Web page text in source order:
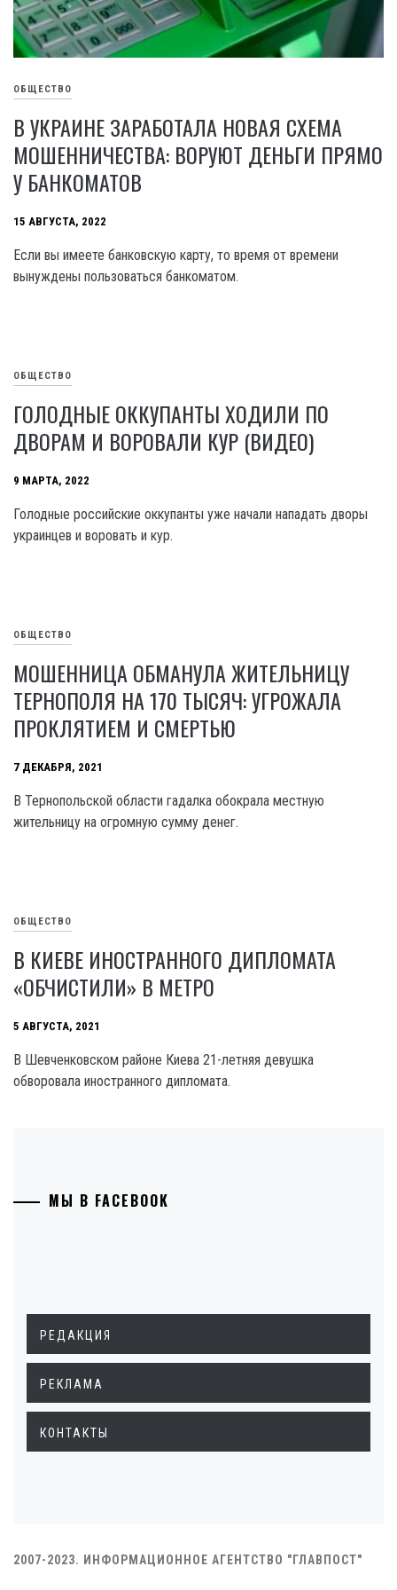
ОБЩЕСТВО
В УКРАИНЕ ЗАРАБОТАЛА НОВАЯ СХЕМА
МОШЕННИЧЕСТВА: ВОРУЮТ ДЕНЬГИ ПРЯМО
У БАНКОМАТОВ
15 АВГУСТА, 2022
Если вы имеете банковскую карту, то время от времени
вынуждены пользоваться банкоматом.
ОБЩЕСТВО
ГОЛОДНЫЕ ОККУПАНТЫ ХОДИЛИ ПО
ДВОРАМ И ВОРОВАЛИ КУР (ВИДЕО)
9 МАРТА, 2022
Голодные российские оккупанты уже начали нападать дворы
украинцев и воровать и кур.
ОБЩЕСТВО
МОШЕННИЦА ОБМАНУЛА ЖИТЕЛЬНИЦУ
ТЕРНОПОЛЯ НА 170 ТЫСЯЧ: УГРОЖАЛА
ПРОКЛЯТИЕМ И СМЕРТЬЮ
7 ДЕКАБРЯ, 2021
В Тернопольской области гадалка обокрала местную
жительницу на огромную сумму денег.
ОБЩЕСТВО
В КИЕВЕ ИНОСТРАННОГО ДИПЛОМАТА
«ОБЧИСТИЛИ» В МЕТРО
5 АВГУСТА, 2021
В Шевченковском районе Киева 21-летняя девушка
обворовала иностранного дипломата.
МЫ В FACEBOOK
РЕДАКЦИЯ
РЕКЛАМА
КОНТАКТЫ
2007-2023. ИНФОРМАЦИОННОЕ АГЕНТСТВО "ГЛАВПОСТ"